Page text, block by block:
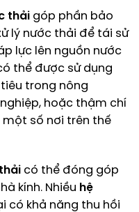
thải góp phần bảo
lý nước thải để tái sử
lực lên nguồn nước
thể được sử dụng
trong nông
hoặc thậm chí
một số nơi trên thế
có thể đóng góp
kính. Nhiều hệ
có khả năng thu hồi